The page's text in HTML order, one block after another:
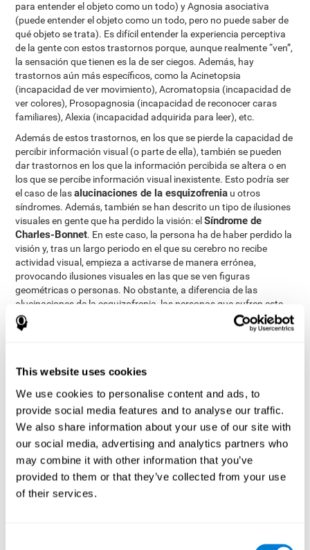
This website uses cookies
We use cookies to personalise content and ads, to
provide social media features and to analyse our traffic.
We also share information about your use of our site with
our social media, advertising and analytics partners who
may combine it with other information that you’ve
provided to them or that they’ve collected from your use
of their services.
para entender el objeto como un todo) y Agnosia asociativa
(puede entender el objeto como un todo, pero no puede saber de
qué objeto se trata). Es difícil entender la experiencia perceptiva
de la gente con estos trastornos porque, aunque realmente “ven”,
la sensación que tienen es la de ser ciegos. Además, hay
trastornos aún más específicos, como la Acinetopsia
(incapacidad de ver movimiento), Acromatopsia (incapacidad de
ver colores), Prosopagnosia (incapacidad de reconocer caras
familiares), Alexia (incapacidad adquirida para leer), etc.
Además de estos trastornos, en los que se pierde la capacidad de
percibir información visual (o parte de ella), también se pueden
dar trastornos en los que la información percibida se altera o en
los que se percibe información visual inexistente. Esto podría ser
el caso de lasalucinaciones de la esquizofrenia u otros
síndromes. Además, también se han descrito un tipo de ilusiones
visuales en gente que ha perdido la visión: elSíndrome de
Charles-Bonnet. En este caso, la persona ha de haber perdido la
visión y, tras un largo periodo en el que su cerebro no recibe
actividad visual, empieza a activarse de manera errónea,
provocando ilusiones visuales en las que se ven figuras
geométricas o personas. No obstante, a diferencia de las
alucinaciones de la esquizofrenia, las personas que sufren este
síndrome, saben que las cosas que ven no son reales.
percepción visual?
La percepción visual nos permite realizar muchas de las
actividades de nuestro día a día. Nuestra capacidad para
transitar e interactuar con un entorno repleto de obstáculos
depende directamente de la calidad de nuestra percepción visual.
Así, evaluar nuestra percepción puede ser de gran ayuda en
diferentes ámbitos de la vida: en ámbitos escolares (saber qué
niño va a tener dificultades para leer los libros o ver la pizarra), en